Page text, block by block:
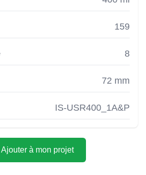
159
8
72 mm
IS-USR400_1A&P
Ajouter à mon projet